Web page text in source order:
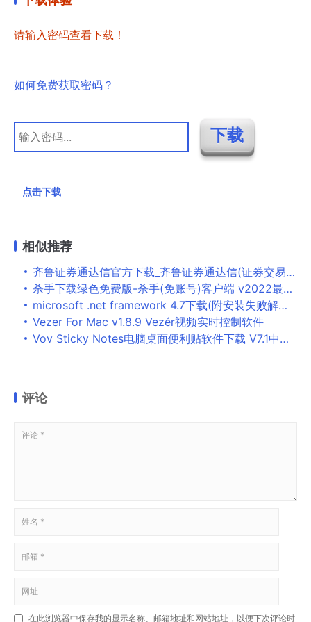
请输入密码查看下载！
如何免费获取密码？
点击下载
相似推荐
齐鲁证券通达信官方下载_齐鲁证券通达信(证券交易)v9.35官方正式版下载
杀手下载绿色免费版-杀手(免账号)客户端 v2022最新版本下载
microsoft .net framework 4.7下载(附安装失败解决方法)
Vezer For Mac v1.8.9 Vezér视频实时控制软件
Vov Sticky Notes电脑桌面便利贴软件下载 V7.1中文版下载
评论
在此浏览器中保存我的显示名称、邮箱地址和网站地址，以便下次评论时